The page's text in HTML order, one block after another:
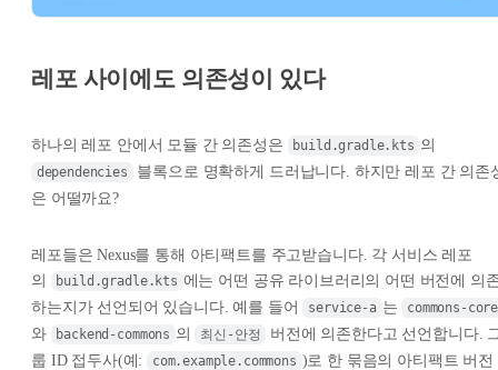
레포 사이에도 의존성이 있다
하나의 레포 안에서 모듈 간 의존성은 build.gradle.kts 의
dependencies
블록으로 명확하게 드러납니다. 하지만 레포 간 의존
은 어떨까요?
레포들은 Nexus를 통해 아티팩트를 주고받습니다. 각 서비스 레포
의
build.gradle.kts 에는 어떤 공유 라이브러리의 어떤 버전에 의
하는지가 선언되어 있습니다. 예를 들어
service-a 는 commons-core
와 backend-commons 의 최신-안정
버전에 의존한다고 선언합니다.
룹 ID 접두사(예:
com.example.commons )로 한 묶음의 아티팩트 버전